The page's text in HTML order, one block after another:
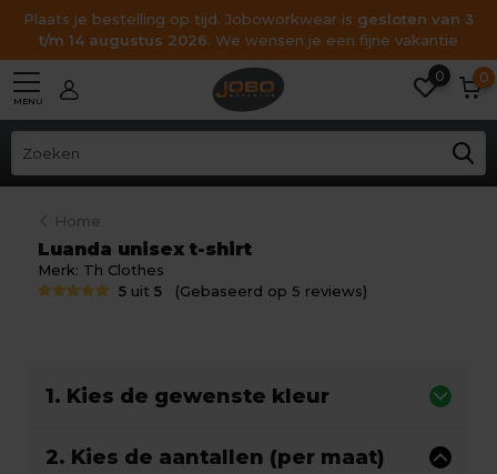
Plaats je bestelling op tijd. Joboworkwear is gesloten van 3
t/m 14 augustus 2026. We wensen je een fijne vakantie
MENU
0 0
Home
Luanda unisex t-shirt
Merk: Th Clothes
5 uit5 (Gebaseerd op 5 reviews)
1. Kies de gewenste kleur
2. Kies de aantallen (per maat)